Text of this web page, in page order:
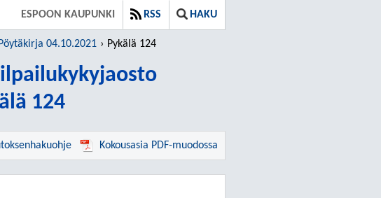
ESPOON KAUPUNKI RSS HAKU
Pöytäkirja 04.10.2021 Pykälä 124
124
Kokousasia PDF-muodossa